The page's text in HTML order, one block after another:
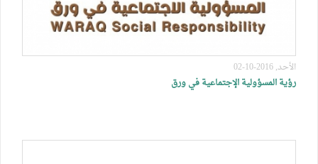
الأحد, 2016-10-02
رؤية المسؤولية الإجتماعية في ورق